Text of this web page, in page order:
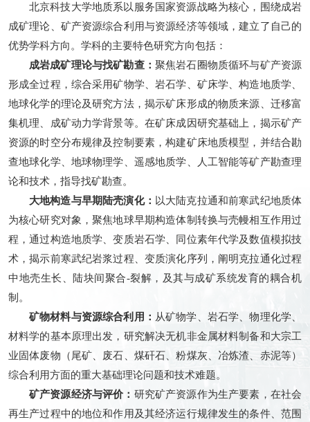
北京科技大学地质系以服务国家资源战略为核心，围绕成岩
成矿理论、矿产资源综合利用与资源经济等领域，建立了自己的
优势学科方向。学科的主要特色研究方向包括：
成岩成矿理论与找矿勘查： 聚焦岩石圈物质循环与矿产资源
形成全过程，综合采用矿物学、岩石学、矿床学、构造地质学、
地球化学的理论及研究方法，揭示矿床形成的物质来源、迁移富
集机理、成矿动力学背景等。在矿床成因研究基础上，揭示矿产
资源的时空分布规律及控制要素，构建矿床地质模型，并结合勘
查地球化学、地球物理学、遥感地质学、人工智能等矿产勘查理
论和技术，指导找矿勘查。
大地构造与早期陆壳演化： 以大陆克拉通和前寒武纪地质体
为核心研究对象，聚焦地球早期构造体制转换与壳幔相互作用过
程，通过构造地质学、变质岩石学、同位素年代学及数值模拟技
术，揭示前寒武纪岩浆过程、变质演化序列，阐明克拉通化过程
中地壳生长、陆块间聚合-裂解，及其与成矿系统发育的耦合机
制。
矿物材料与资源综合利用： 从矿物学、岩石学、物理化学、
材料学的基本原理出发，研究解决无机非金属材料制备和大宗工
业固体废物（尾矿、废石、煤矸石、粉煤灰、冶炼渣、赤泥等）
综合利用方面的重大基础理论问题和技术难题。
矿产资源经济与评价： 研究矿产资源作为生产要素，在社会
再生产过程中的地位和作用及其经济运行规律发生的条件、范围